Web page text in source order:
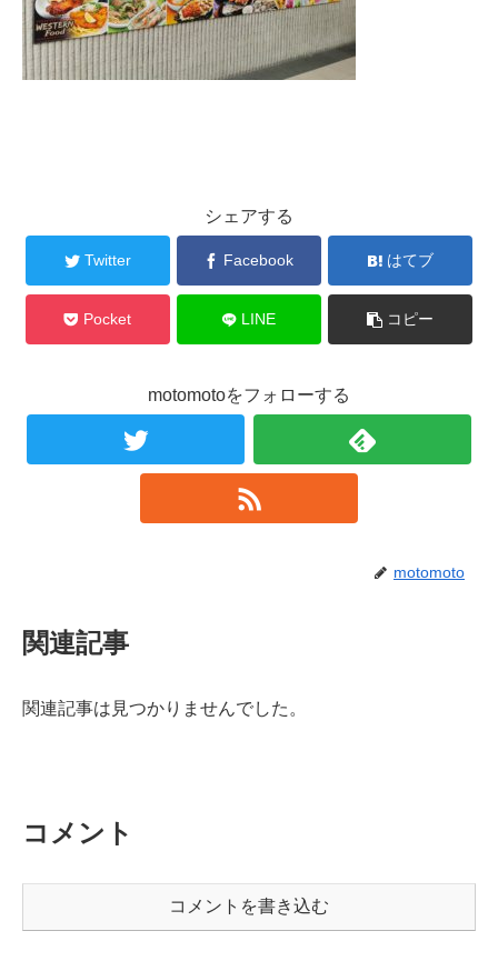
シェアする
Twitter Facebook はてブ
Pocket LINE コピー
motomotoをフォローする
motomoto
関連記事
関連記事は見つかりませんでした。
コメント
コメントを書き込む